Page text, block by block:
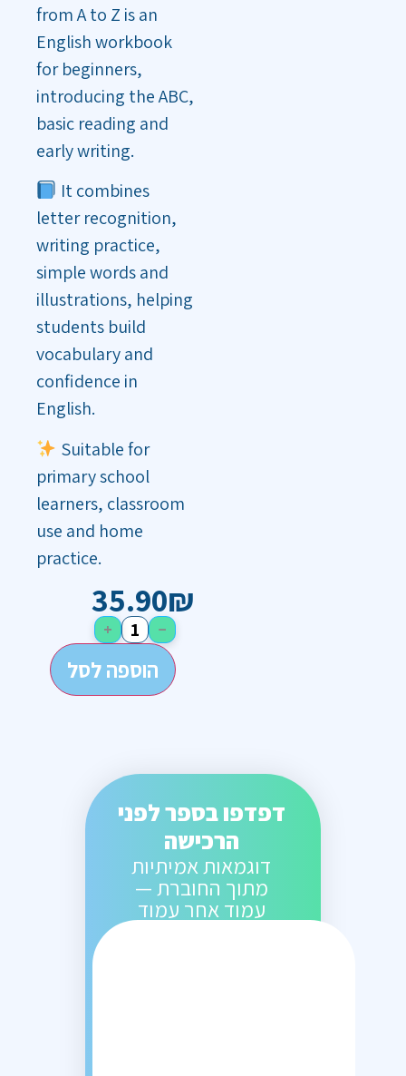
from A to Z is an
English workbook
for beginners,
introducing the ABC,
basic reading and
early writing.
It combines
letter recognition,
writing practice,
simple words and
illustrations, helping
students build
vocabulary and
confidence in
English.
Suitable for
primary school
learners, classroom
use and home
practice.
35.90₪
−
+
הוספה לסל
דפדפו בספר לפני
הרכישה
דוגמאות אמיתיות
מתוך החוברת —
עמוד אחר עמוד